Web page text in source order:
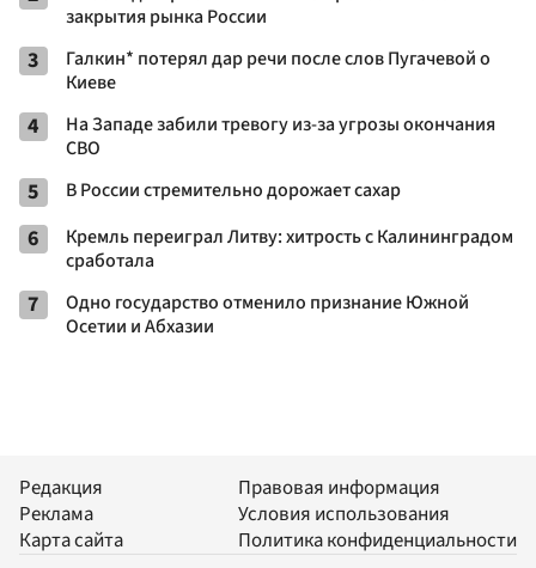
закрытия рынка России
3
Галкин* потерял дар речи после слов Пугачевой о
Киеве
4
На Западе забили тревогу из-за угрозы окончания
СВО
5 В России стремительно дорожает сахар
6
Кремль переиграл Литву: хитрость с Калининградом
сработала
7
Одно государство отменило признание Южной
Осетии и Абхазии
Редакция
Реклама
Карта сайта
Правовая информация
Условия использования
Политика конфиденциальности